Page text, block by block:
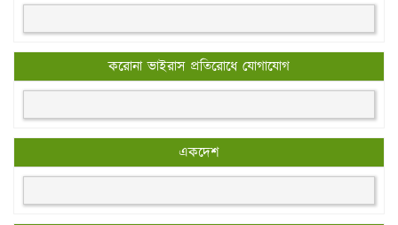
করোনা ভাইরাস প্রতিরোধে যোগাযোগ
একদেশ